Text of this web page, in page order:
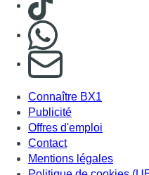
S'abonner à
Connaître BX1
Publicité
Offres d'emploi
Contact
Mentions légales